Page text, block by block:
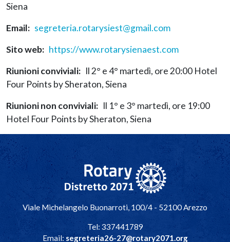
Siena
Email
segreteria.rotarysiest@gmail.com
Sito web
https://www.rotarysienaest.com
Riunioni conviviali
Il 2° e 4° martedì, ore 20:00 Hotel
Four Points by Sheraton, Siena
Riunioni non conviviali
Il 1° e 3° martedì, ore 19:00
Hotel Four Points by Sheraton, Siena
Navigazione principale
Viale Michelangelo Buonarroti, 100/4 - 52100 Arezzo
Tel: 337441789
Email:segreteria26-27@rotary2071.org